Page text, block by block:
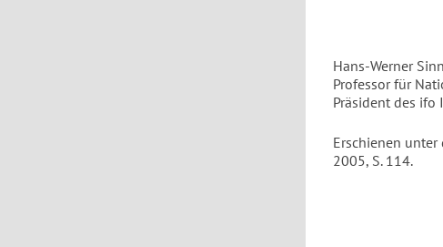
Hans-Werner Sinn
Professor für
Präsident des ifo
Erschienen
2005, S. 114.